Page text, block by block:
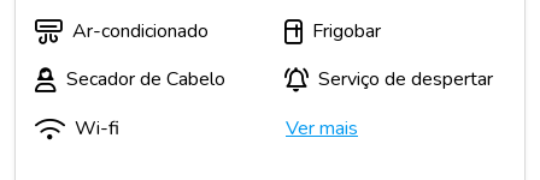
Ar-condicionado
Frigobar
Secador de Cabelo
Serviço de despertar
Wi-fi
Ver mais